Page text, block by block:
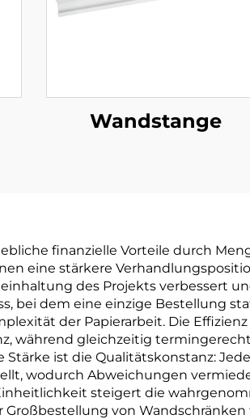
Wandstange
finanzielle Vorteile durch
eine stärkere
des Projekts verbessert
bei dem eine einzige Bestellung
der Papierarbeit. Die
während gleichzeitig
ist die Qualitätskonstanz:
wodurch Abweichungen
steigert die
von